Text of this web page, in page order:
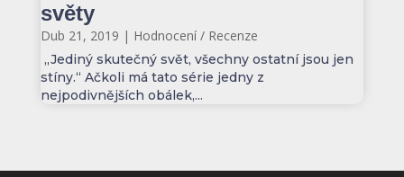
světy
Dub 21, 2019 | Hodnocení / Recenze
,,Jediný skutečný svět, všechny ostatní jsou jen
stíny.“ Ačkoli má tato série jedny z
nejpodivnějších obálek,...